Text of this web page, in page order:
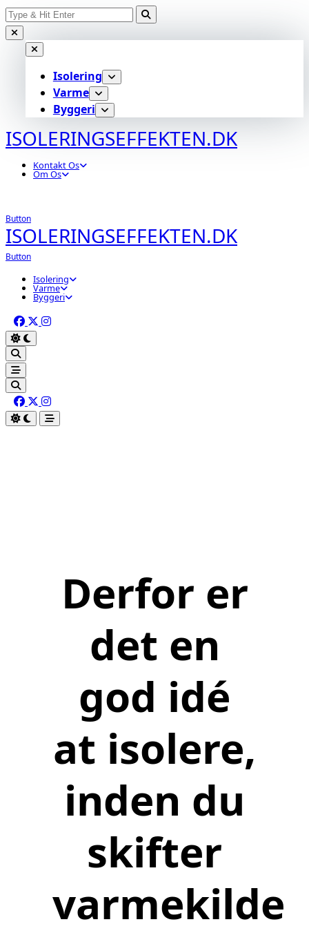
Skip
to
content
Search
for:
Isolering
Varme
Byggeri
ISOLERINGSEFFEKTEN.DK
Kontakt Os
Om Os
Button
ISOLERINGSEFFEKTEN.DK
Button
Isolering
Varme
Byggeri
Derfor er
det en
god idé
at isolere,
inden du
skifter
varmekilde